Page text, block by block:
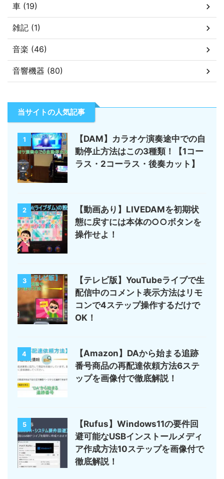
車 (19)
雑記 (1)
音楽 (46)
音響機器 (80)
当サイトの人気記事
1
【DAM】カラオケ演奏途中での自
動停止方法はこの3種類！【1コー
ラス・2コーラス・後奏カット】
2
【動画あり】LIVEDAMを初期状
態に戻すには本体の○○ボタンを
操作せよ！
3
【テレビ版】YouTubeライブで生
配信中のコメント表示方法はリモ
コンで4ステップ操作するだけで
OK！
4
【Amazon】DAから始まる追跡
番号商品の再配達依頼方法6ステ
ップを画像付で徹底解説！
5
【Rufus】Windows11の要件回
避可能なUSBインストールメディ
ア作成方法10ステップを画像付で
徹底解説！